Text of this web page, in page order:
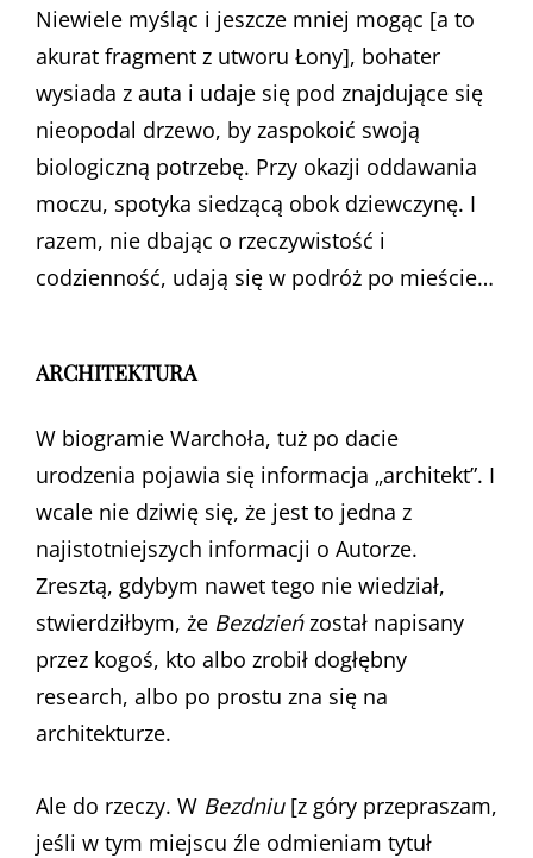
Niewiele myśląc i jeszcze mniej mogąc [a to
akurat fragment z utworu Łony], bohater
wysiada z auta i udaje się pod znajdujące się
nieopodal drzewo, by zaspokoić swoją
biologiczną potrzebę. Przy okazji oddawania
moczu, spotyka siedzącą obok dziewczynę. I
razem, nie dbając o rzeczywistość i
codzienność, udają się w podróż po mieście…
ARCHITEKTURA
W biogramie Warchoła, tuż po dacie
urodzenia pojawia się informacja „architekt”. I
wcale nie dziwię się, że jest to jedna z
najistotniejszych informacji o Autorze.
Zresztą, gdybym nawet tego nie wiedział,
stwierdziłbym, że Bezdzieńzostał napisany
przez kogoś, kto albo zrobił dogłębny
research, albo po prostu zna się na
architekturze.
Ale do rzeczy. W Bezdniu [z góry przepraszam,
jeśli w tym miejscu źle odmieniam tytuł